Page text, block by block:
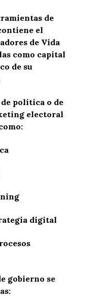
de
el
de Vida
como capital
de su
política o de
electoral
digital
gobierno se